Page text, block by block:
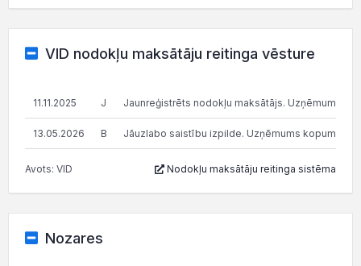
VID nodokļu maksātāju reitinga vēsture
11.11.2025 J Jaunreģistrēts nodokļu maksātājs. Uzņēmums
13.05.2026 B Jāuzlabo saistību izpilde. Uzņēmums kopumā
Avots: VID Nodokļu maksātāju reitinga sistēma
Nozares